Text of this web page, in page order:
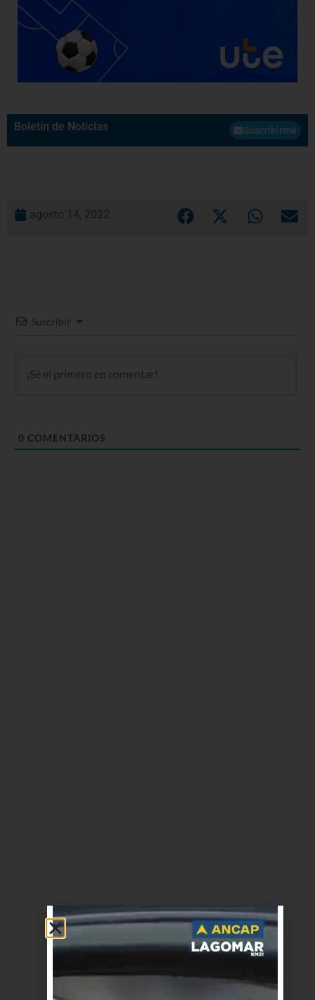
Boletín de Noticias Suscribirme
agosto 14, 2022
Suscribir
0 COMENTARIOS